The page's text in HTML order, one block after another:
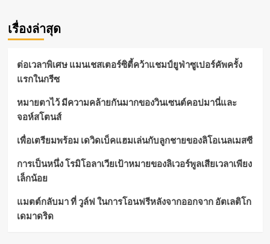
เรื่องล่าสุด
ต่อเวลาพิเศษ แมนเชสเตอร์ซิตี้คว้าแชมป์ยูฟ่าซูเปอร์คัพครั้ง
แรกในกรีซ
หมายตาไว้ มีความคล้ายกันมากของวินเซนต์คอปมานี่และ
จอห์สโตนส์
เพื่อเตรียมพร้อม เดวิดเบ็คแฮมเล่นกับลูกชายของลิโอเนลเมสซี
การเป็นหนึ่ง โรมิโอลาเวียเป้าหมายของลิเวอร์พูลเสียเวลาเพียง
เล็กน้อย
แมตต์กลับมา ที่ วูล์ฟ ในการโอนฟรีหลังจากออกจาก อัตเลติโก
เดมาดริด